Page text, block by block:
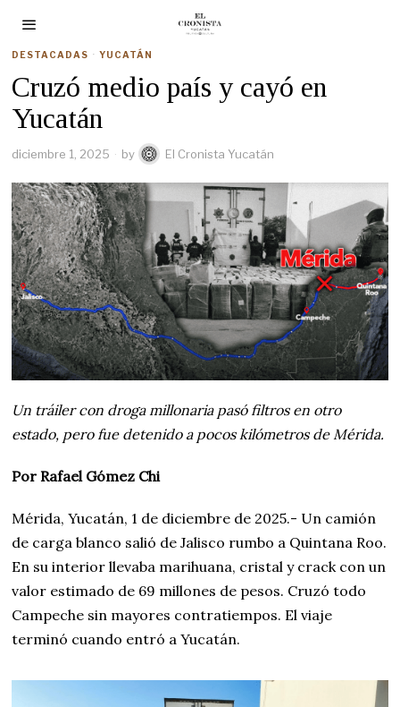
DESTACADAS · YUCATÁN
Cruzó medio país y cayó en
Yucatán
diciembre 1, 2025 by El Cronista Yucatán
Un tráiler con droga millonaria pasó filtros en otro
estado, pero fue detenido a pocos kilómetros de Mérida.
Por Rafael Gómez Chi
Mérida, Yucatán, 1 de diciembre de 2025.- Un camión
de carga blanco salió de Jalisco rumbo a Quintana Roo.
En su interior llevaba marihuana, cristal y crack con un
valor estimado de 69 millones de pesos. Cruzó todo
Campeche sin mayores contratiempos. El viaje
terminó cuando entró a Yucatán.